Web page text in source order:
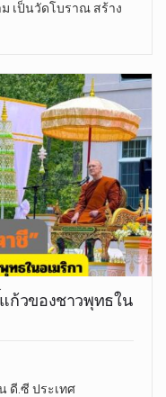
เป็นวัดโบราณ สร้าง
ก้วของชาวพุทธใน
ดี.ซี ประเทศ